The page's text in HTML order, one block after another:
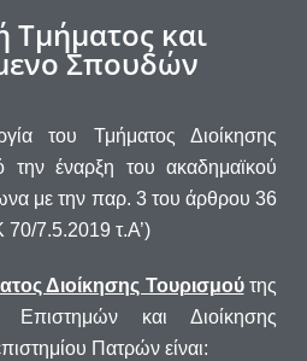
Τμήματος και
Σπουδών
του Τμήματος Διοίκησης
την έναρξη του ακαδημαϊκού
με την παρ. 3 του άρθρου 36
7.5.2019 τ.Α’)
Διοίκησης Τουρισμούτης
Επιστημών και Διοίκησης
Πατρών είναι: